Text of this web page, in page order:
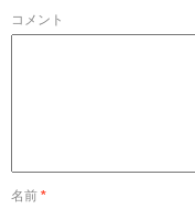
コメント
名前 *